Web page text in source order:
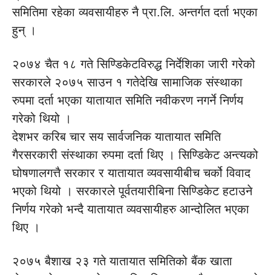
समितिमा रहेका व्यवसायीहरु नै प्रा.लि. अन्तर्गत दर्ता भएका
हुन् ।
२०७४ चैत १८ गते सिण्डिकेटविरुद्ध निर्देशिका जारी गरेको
सरकारले २०७५ साउन १ गतेदेखि सामाजिक संस्थाका
रुपमा दर्ता भएका यातायात समिति नवीकरण नगर्ने निर्णय
गरेको थियो ।
देशभर करिब चार सय सार्वजनिक यातायात समिति
गैरसरकारी संस्थाका रुपमा दर्ता थिए । सिण्डिकेट अन्त्यको
घोषणालगत्तै सरकार र यातायात व्यवसायीबीच चर्को विवाद
भएको थियो । सरकारले पूर्वतयारीबिना सिण्डिकेट हटाउने
निर्णय गरेको भन्दै यातायात व्यवसायीहरु आन्दोलित भएका
थिए ।
२०७५ बैशाख २३ गते यातायात समितिको बैंक खाता